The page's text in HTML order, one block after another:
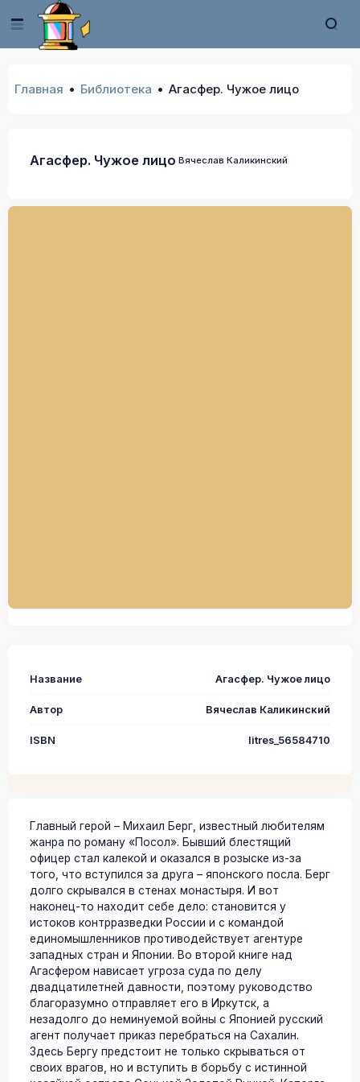
Главная Библиотека Агасфер. Чужое лицо
Агасфер. Чужое лицо Вячеслав Каликинский
Название Агасфер. Чужое лицо
Автор Вячеслав Каликинский
ISBN litres_56584710
Главный герой – Михаил Берг, известный любителям
жанра по роману «Посол». Бывший блестящий
офицер стал калекой и оказался в розыске из-за
того, что вступился за друга – японского посла. Берг
долго скрывался в стенах монастыря. И вот
наконец-то находит себе дело: становится у
истоков контрразведки России и с командой
единомышленников противодействует агентуре
западных стран и Японии. Во второй книге над
Агасфером нависает угроза суда по делу
двадцатилетней давности, поэтому руководство
благоразумно отправляет его в Иркутск, а
незадолго до неминуемой войны с Японией русский
агент получает приказ перебраться на Сахалин.
Здесь Бергу предстоит не только скрываться от
своих врагов, но и вступить в борьбу с истинной